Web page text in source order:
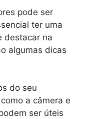
pode ser
ter uma
destacar na
algumas dicas
do seu
a câmera e
ser úteis